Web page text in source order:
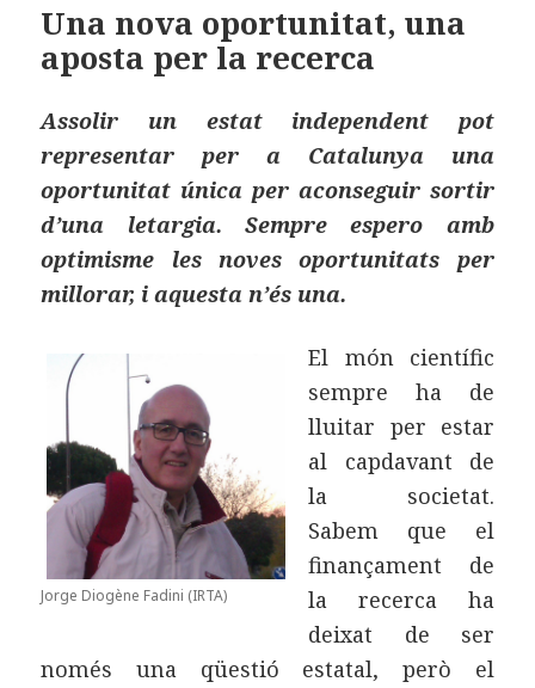
Una nova oportunitat, una
aposta per la recerca
Assolir un estat independent pot
representar per a Catalunya una
oportunitat única per aconseguir sortir
d’una letargia. Sempre espero amb
optimisme les noves oportunitats per
millorar, i aquesta n’és una.
Jorge Diogène Fadini (IRTA)
El món científic
sempre ha de
lluitar per estar
al capdavant de
la societat.
Sabem que el
finançament de
la recerca ha
deixat de ser
només una qüestió estatal, però el